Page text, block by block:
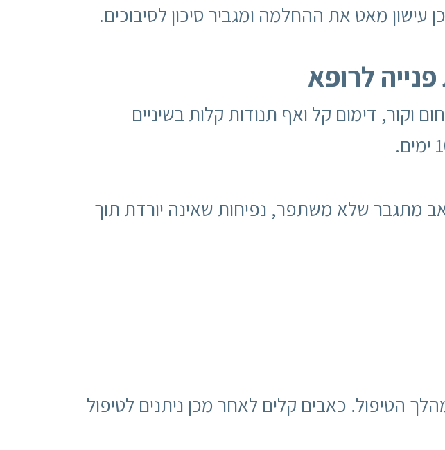
מאט את ההחלמה ומגביר סיכון לסיבוכים.
לרופא
וקור, דימום קל ואף תנודות קלות בשיניים
מתגבר שלא משתפר, נפיחות שאינה יורדת תוך
הטיפול. כאבים קלים לאחר מכן ניתנים לטיפול